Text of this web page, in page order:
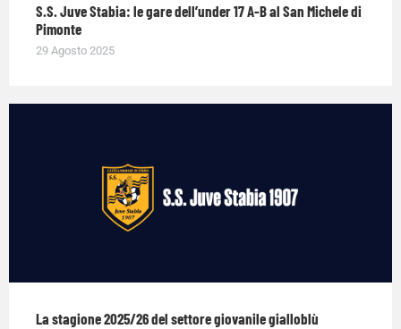
S.S. Juve Stabia: le gare dell’under 17 A-B al San Michele di
Pimonte
29 Agosto 2025
La stagione 2025/26 del settore giovanile gialloblù